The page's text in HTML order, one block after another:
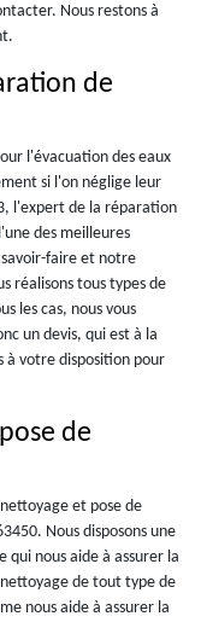
Nous restons à
de
l'évacuation des eaux
si l'on néglige leur
l'expert de la réparation
des meilleures
savoir-faire et notre
réalisons tous types de
les cas, nous vous
un devis, qui est à la
à votre disposition pour
de
et pose de
Nous disposons une
nous aide à assurer la
de tout type de
nous aide à assurer la